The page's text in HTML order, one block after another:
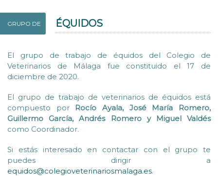
GRUPO DE ÉQUIDOS
El grupo de trabajo de équidos del Colegio de
Veterinarios de Málaga fue constituido el 17 de
diciembre de 2020.
El grupo de trabajo de veterinarios de équidos está
compuesto por Rocío Ayala, José María Romero,
Guillermo García, Andrés Romero y Miguel Valdés
como Coordinador.
Si estás interesado en contactar con el grupo te
puedes dirigir a
equidos@colegioveterinariosmalaga.es.